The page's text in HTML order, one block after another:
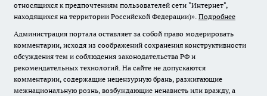
относящихся к предпочтениям пользователей сети "Интернет",
находящихся на территории Российской Федерации)». Подробнее
Администрация портала оставляет за собой право модерировать
комментарии, исходя из соображений сохранения конструктивности
обсуждения тем и соблюдения законодательства РФ и
рекомендательных технологий. На сайте не допускаются
комментарии, содержащие нецензурную брань, разжигающие
межнациональную рознь, возбуждающие ненависть или вражду, а